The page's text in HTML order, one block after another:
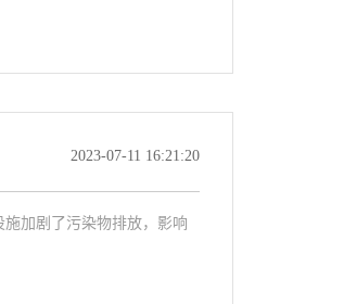
2023-07-11 16:21:20
加剧了污染物排放，影响